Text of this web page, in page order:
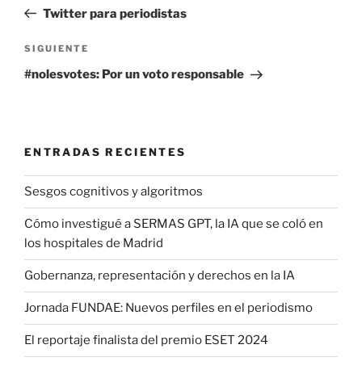
entradas
anterior:
Twitter para periodistas
Siguiente
entrada
SIGUIENTE
#nolesvotes: Por un voto responsable
ENTRADAS RECIENTES
Sesgos cognitivos y algoritmos
Cómo investigué a SERMAS GPT, la IA que se coló en
los hospitales de Madrid
Gobernanza, representación y derechos en la IA
Jornada FUNDAE: Nuevos perfiles en el periodismo
El reportaje finalista del premio ESET 2024